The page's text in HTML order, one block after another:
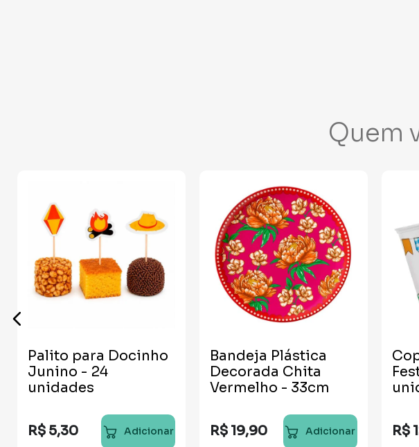
Quem
Palito para Docinho
Junino - 24
unidades
R$ 5,30 Adicionar
Bandeja Plástica
Decorada Chita
Vermelho - 33cm
R$ 19,90 Adicionar R$